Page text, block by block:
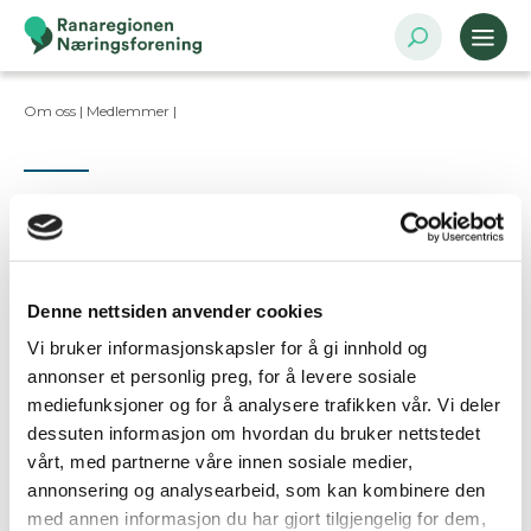
Denne nettsiden anvender cookies
Vi bruker informasjonskapsler for å gi innhold og
annonser et personlig preg, for å levere sosiale
mediefunksjoner og for å analysere trafikken vår. Vi deler
dessuten informasjon om hvordan du bruker nettstedet
vårt, med partnerne våre innen sosiale medier,
annonsering og analysearbeid, som kan kombinere den
med annen informasjon du har gjort tilgjengelig for dem,
Om oss | Medlemmer |
Ta kontakt
Er dette din bedriftsprofil?
Klikk her for å be om redigeringstilgang